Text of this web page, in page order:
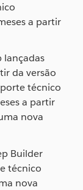
a partir
lançadas
da versão
técnico
a partir
nova
Builder
técnico
nova